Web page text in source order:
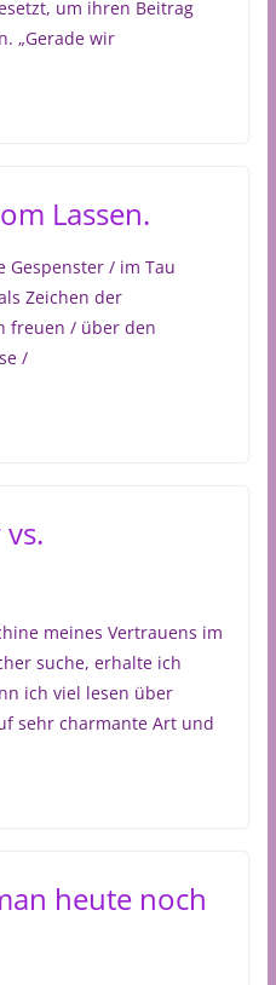
um ihren Beitrag
„Gerade wir
Lassen.
Gespenster / im Tau
Zeichen der
freuen / über den
/
meines Vertrauens im
suche, erhalte ich
ich viel lesen über
sehr charmante Art und
heute noch